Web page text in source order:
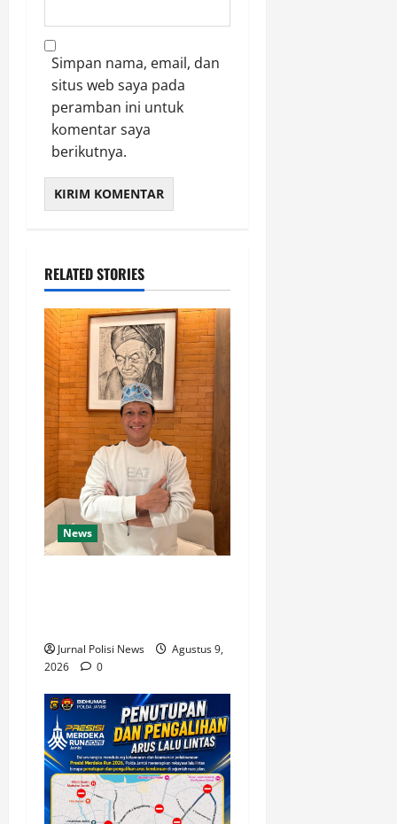
Simpan nama, email, dan
situs web saya pada
peramban ini untuk
komentar saya
berikutnya.
RELATED STORIES
News
Jurnal Polisi News
Agustus 9,
2026
0